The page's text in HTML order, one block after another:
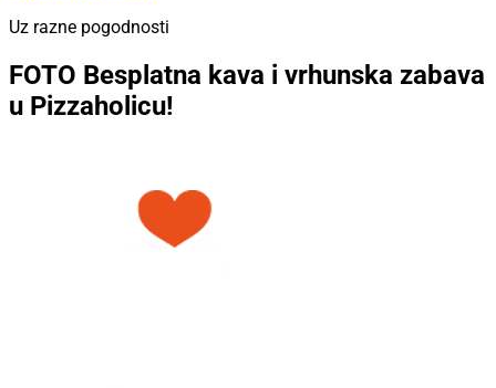
Uz razne pogodnosti
FOTO Besplatna kava i vrhunska zabava
u Pizzaholicu!